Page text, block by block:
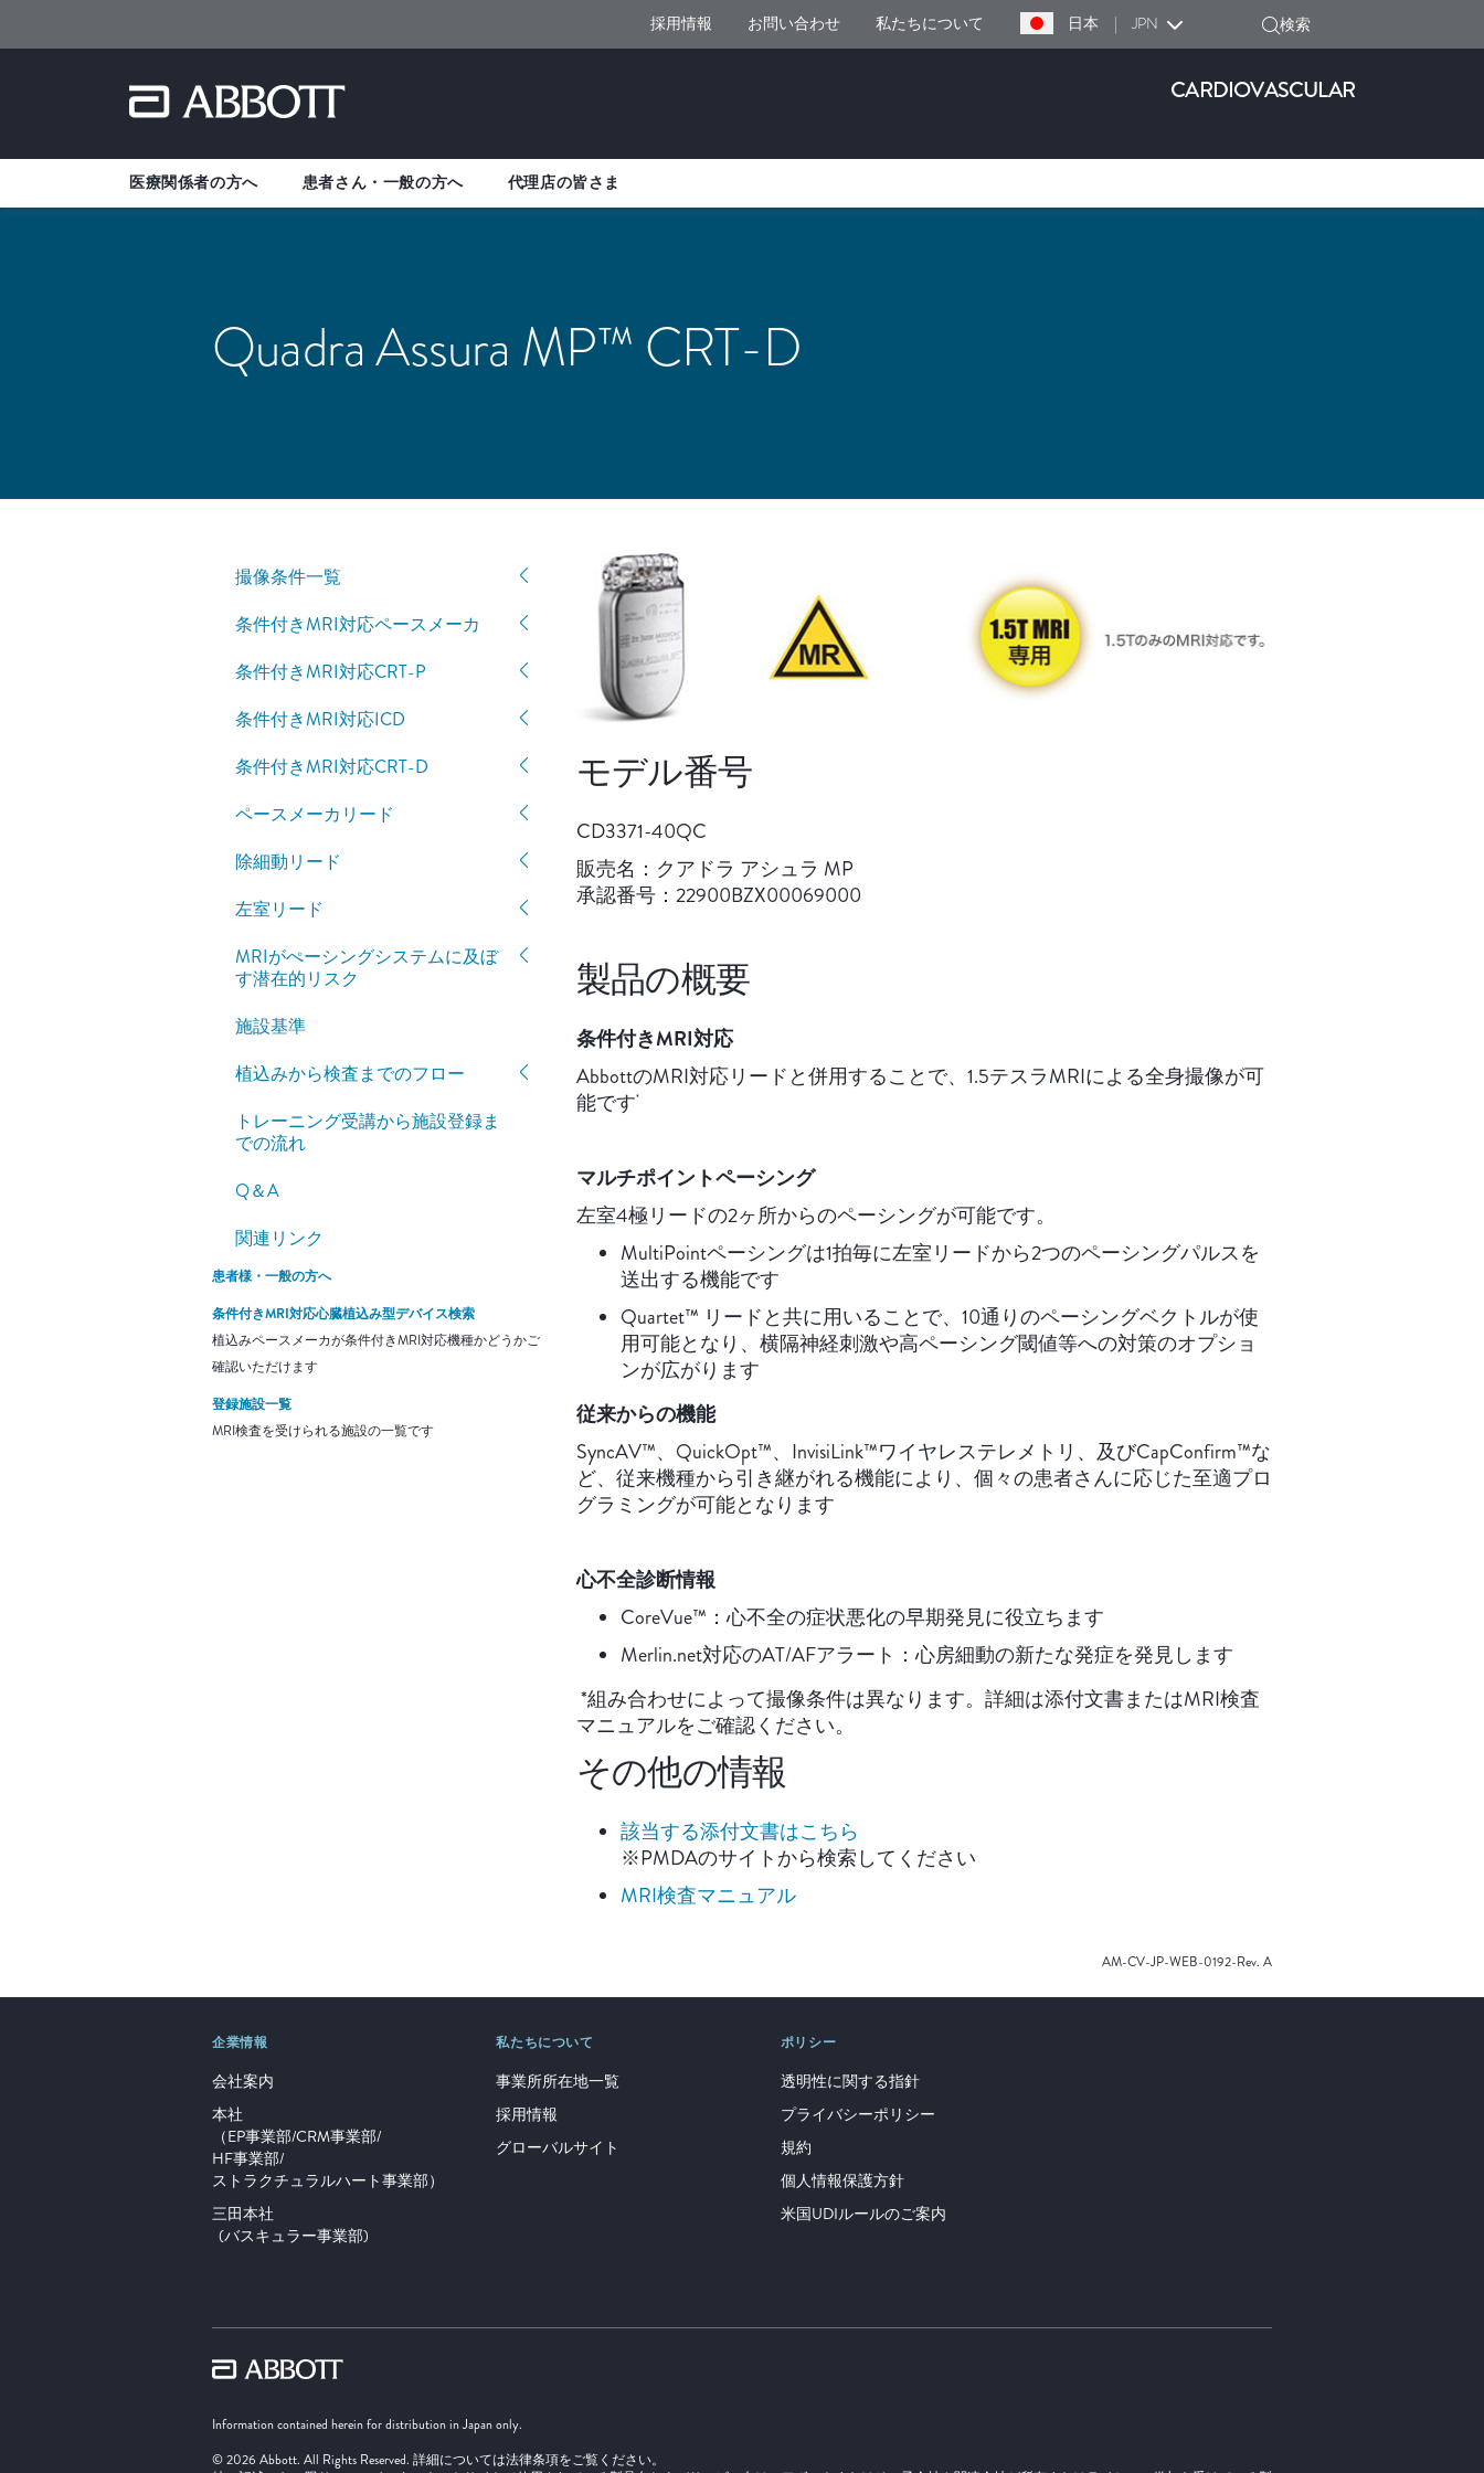
採用情報 お問い合わせ 私たちについて 日本 | JPN 検索
CARDIOVASCULAR
医療関係者の方へ 患者さん・一般の方へ 代理店の皆さま
Quadra Assura MP™ CRT-D
撮像条件一覧
条件付きMRI対応ペースメーカ
条件付きMRI対応CRT-P
条件付きMRI対応ICD
条件付きMRI対応CRT-D
ペースメーカリード
除細動リード
左室リード
MRIがぺーシングシステムに及ぼ
す潜在的リスク
施設基準
植込みから検査までのフロー
トレーニング受講から施設登録ま
での流れ
Q＆A
関連リンク
患者様・一般の方へ
条件付きMRI対応心臓植込み型デバイス検索
植込みペースメーカが条件付きMRI対応機種かどうかご
確認いただけます
登録施設一覧
MRI検査を受けられる施設の一覧です
モデル番号
CD3371-40QC
販売名：クアドラ アシュラ MP
承認番号：22900BZX00069000
製品の概要
条件付きMRI対応
AbbottのMRI対応リードと併用することで、1.5テスラMRIによる全身撮像が可
能です*
マルチポイントペーシング
左室4極リードの2ヶ所からのペーシングが可能です。
MultiPointペーシングは1拍毎に左室リードから2つのペーシングパルスを
送出する機能です
Quartet™ リードと共に用いることで、10通りのペーシングベクトルが使
用可能となり、横隔神経刺激や高ペーシング閾値等への対策のオプショ
ンが広がります
従来からの機能
SyncAV™、QuickOpt™、InvisiLink™ワイヤレステレメトリ、及びCapConfirm™な
ど、従来機種から引き継がれる機能により、個々の患者さんに応じた至適プロ
グラミングが可能となります
心不全診断情報
CoreVue™：心不全の症状悪化の早期発見に役立ちます
Merlin.net対応のAT/AFアラート：心房細動の新たな発症を発見します
*組み合わせによって撮像条件は異なります。詳細は添付文書またはMRI検査
マニュアルをご確認ください。
その他の情報
該当する添付文書はこちら
※PMDAのサイトから検索してください
MRI検査マニュアル
AM-CV-JP-WEB-0192-Rev. A
企業情報
会社案内
本社
（EP事業部/CRM事業部/
HF事業部/
ストラクチュラルハート事業部）
三田本社
(バスキュラー事業部)
私たちについて
事業所所在地一覧
採用情報
グローバルサイト
ポリシー
透明性に関する指針
プライバシーポリシー
規約
個人情報保護方針
米国UDIルールのご案内
Information contained herein for distribution in Japan only.
© 2026 Abbott. All Rights Reserved. 詳細については法律条項をご覧ください。